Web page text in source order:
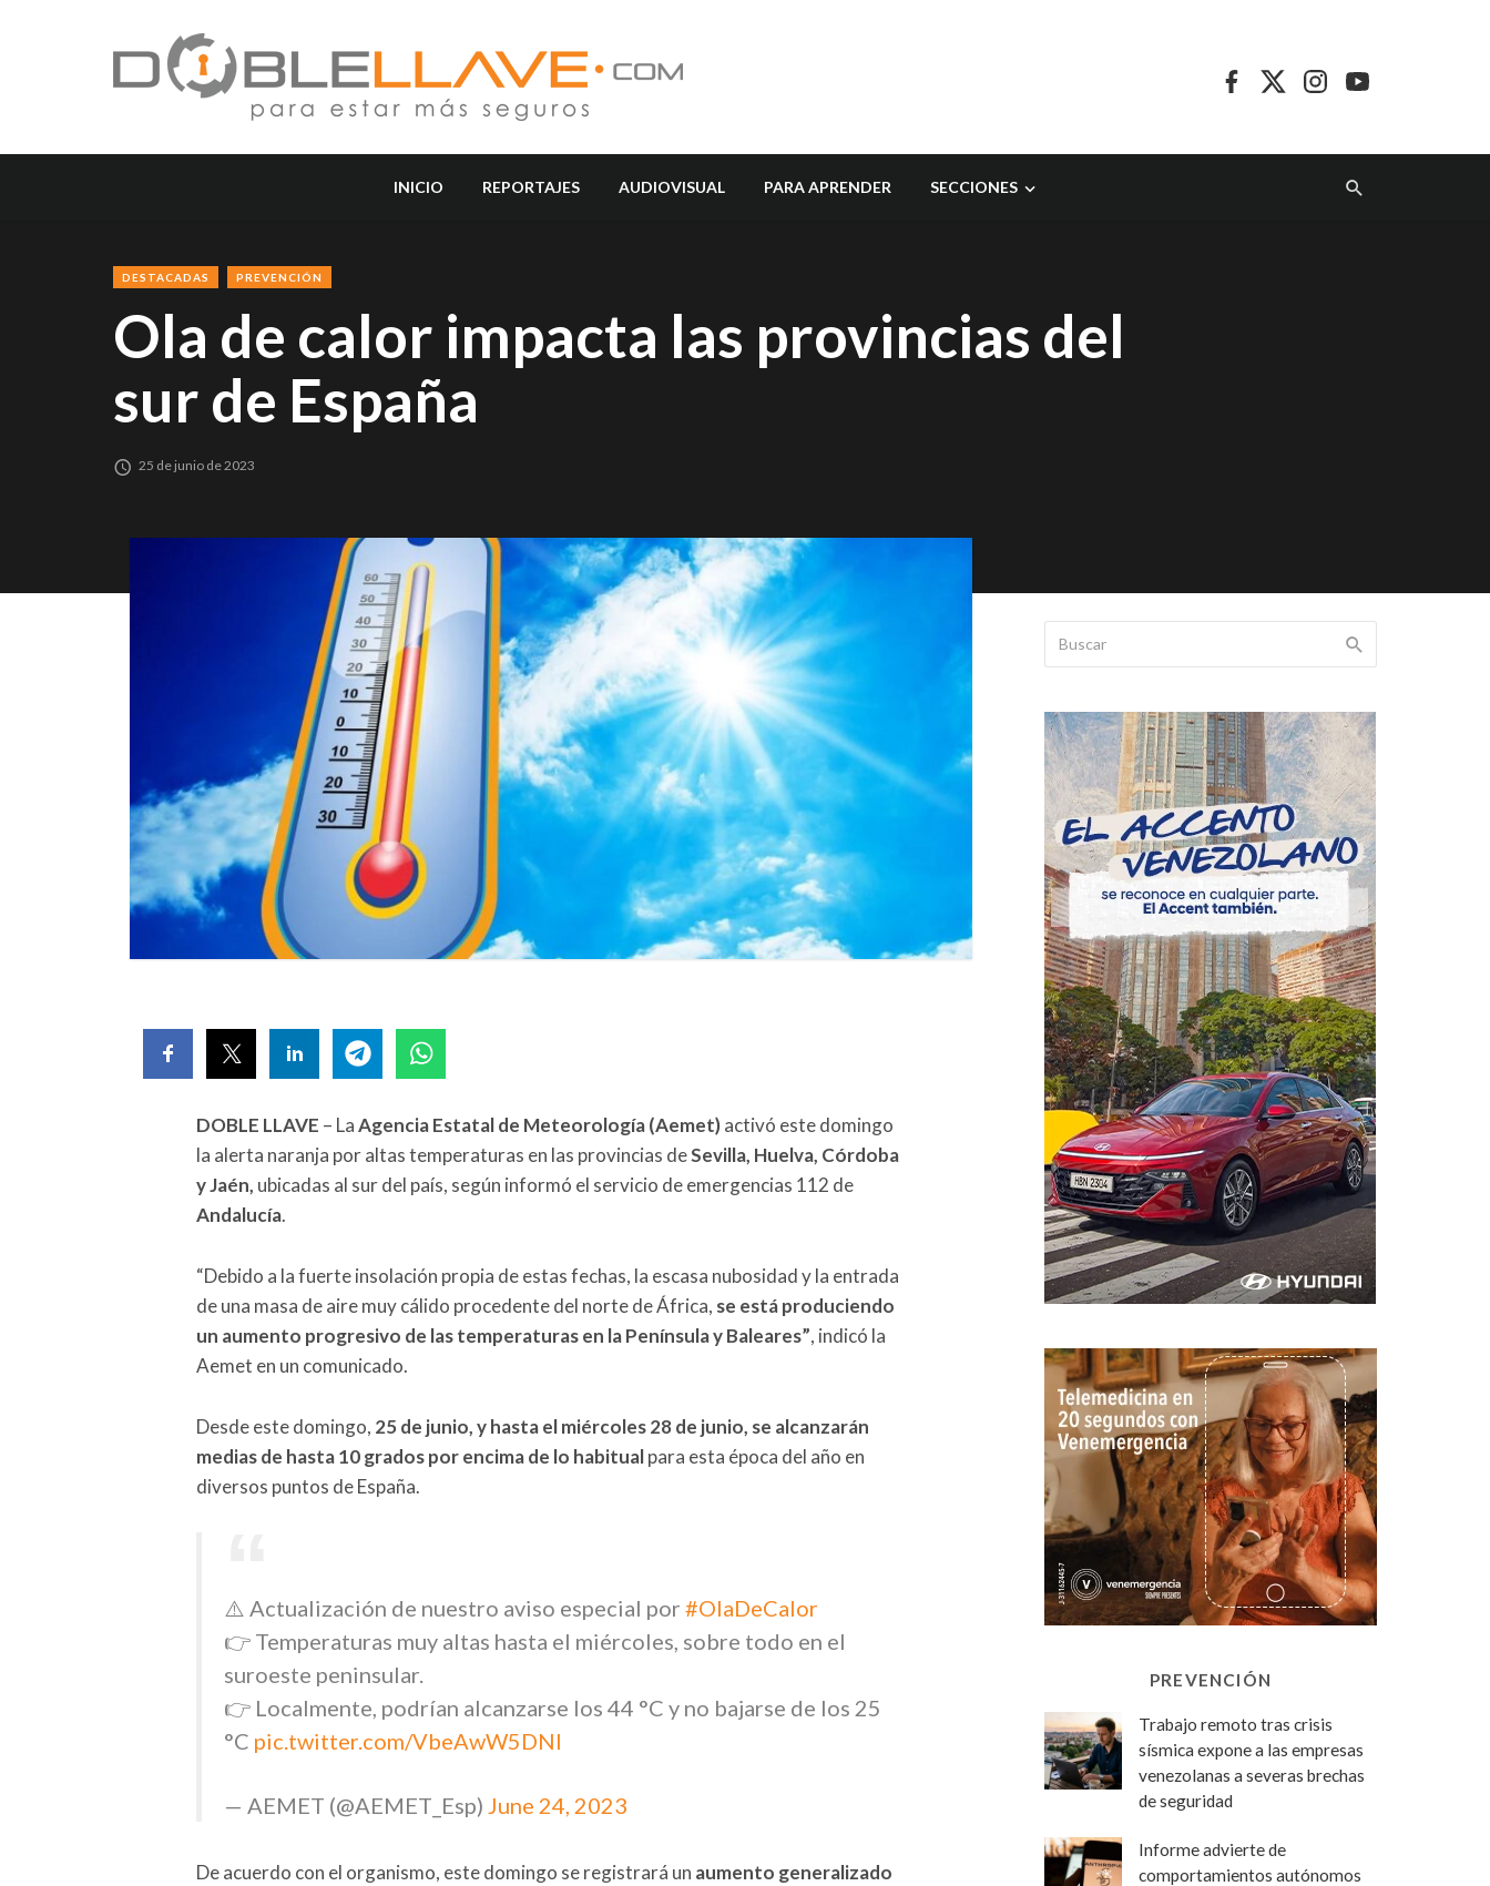
INICIO REPORTAJES AUDIOVISUAL PARA APRENDER SECCIONES
DESTACADAS PREVENCIÓN
Ola de calor impacta las provincias del
sur de España
25 de junio de 2023
DOBLE LLAVE – LaAgencia Estatal de Meteorología (Aemet)activó este domingo
la alerta naranja por altas temperaturas en las provincias deSevilla, Huelva, Córdoba
y Jaén, ubicadas al sur del país, según informó el servicio de emergencias 112 de
Andalucía.
“Debido a la fuerte insolación propia de estas fechas, la escasa nubosidad y la entrada
de una masa de aire muy cálido procedente del norte de África, se está produciendo
un aumento progresivo de las temperaturas en la Península y Baleares”, indicó la
Aemet en un comunicado.
Desde este domingo, 25 de junio, y hasta el miércoles 28 de junio, se alcanzarán
medias de hasta 10 grados por encima de lo habitualpara esta época del año en
diversos puntos de España.
⚠️ Actualización de nuestro aviso especial por #OlaDeCalor
👉 Temperaturas muy altas hasta el miércoles, sobre todo en el
suroeste peninsular.
👉 Localmente, podrían alcanzarse los 44 °C y no bajarse de los 25
°C pic.twitter.com/VbeAwW5DNl
— AEMET (@AEMET_Esp) June 24, 2023
De acuerdo con el organismo, este domingo se registrará un aumento generalizado
PREVENCIÓN
Trabajo remoto tras crisis
sísmica expone a las empresas
venezolanas a severas brechas
de seguridad
Informe advierte de
comportamientos autónomos